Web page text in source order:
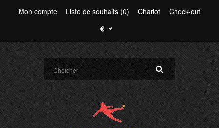
Mon compte Liste de souhaits (0) Chariot
Check-out
€